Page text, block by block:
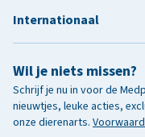
Wil je niets missen?
Schrijf je nu in voor de
nieuwtjes, leuke acties,
onze dierenarts.
Internationaal